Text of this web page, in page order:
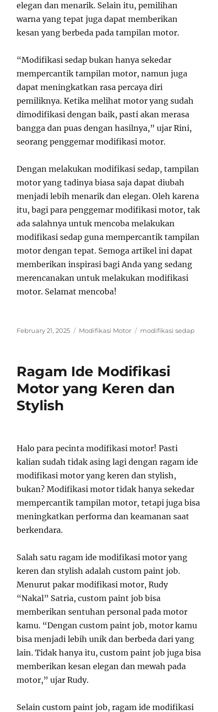
elegan dan menarik. Selain itu, pemilihan
warna yang tepat juga dapat memberikan
kesan yang berbeda pada tampilan motor.
“Modifikasi sedap bukan hanya sekedar
mempercantik tampilan motor, namun juga
dapat meningkatkan rasa percaya diri
pemiliknya. Ketika melihat motor yang sudah
dimodifikasi dengan baik, pasti akan merasa
bangga dan puas dengan hasilnya,” ujar Rini,
seorang penggemar modifikasi motor.
Dengan melakukan modifikasi sedap, tampilan
motor yang tadinya biasa saja dapat diubah
menjadi lebih menarik dan elegan. Oleh karena
itu, bagi para penggemar modifikasi motor, tak
ada salahnya untuk mencoba melakukan
modifikasi sedap guna mempercantik tampilan
motor dengan tepat. Semoga artikel ini dapat
memberikan inspirasi bagi Anda yang sedang
merencanakan untuk melakukan modifikasi
motor. Selamat mencoba!
Posted
February 21, 2025 Categories
Modifikasi Motor Tags
modifikasi sedap
Ragam Ide Modifikasi
Motor yang Keren dan
Stylish
Halo para pecinta modifikasi motor! Pasti
kalian sudah tidak asing lagi dengan ragam ide
modifikasi motor yang keren dan stylish,
bukan? Modifikasi motor tidak hanya sekedar
mempercantik tampilan motor, tetapi juga bisa
meningkatkan performa dan keamanan saat
berkendara.
Salah satu ragam ide modifikasi motor yang
keren dan stylish adalah custom paint job.
Menurut pakar modifikasi motor, Rudy
“Nakal” Satria, custom paint job bisa
memberikan sentuhan personal pada motor
kamu. “Dengan custom paint job, motor kamu
bisa menjadi lebih unik dan berbeda dari yang
lain. Tidak hanya itu, custom paint job juga bisa
memberikan kesan elegan dan mewah pada
motor,” ujar Rudy.
Selain custom paint job, ragam ide modifikasi